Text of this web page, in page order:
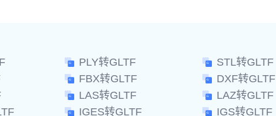
PLY转GLTF STL转GLTF
FBX转GLTF DXF转GLTF
LAS转GLTF LAZ转GLTF
IGES转GLTF IGS转GLTF